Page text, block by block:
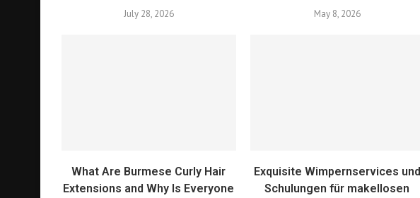
July 28, 2026 May 8, 2026
What Are Burmese Curly Hair
Extensions and Why Is Everyone
Exquisite Wimpernservices und
Schulungen für makellosen